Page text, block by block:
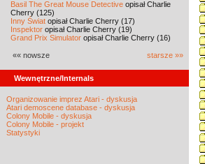
Basil The Great Mouse Detective opisał Charlie
Cherry (125)
Inny Świat opisał Charlie Cherry (17)
Inspektor opisał Charlie Cherry (19)
Grand Prix Simulator opisał Charlie Cherry (16)
«« nowsze starsze »»
Wewnętrzne/Internals
Organizowanie imprez Atari - dyskusja
Atari demoscene database - dyskusja
Colony Mobile - dyskusja
Colony Mobile - projekt
Statystyki